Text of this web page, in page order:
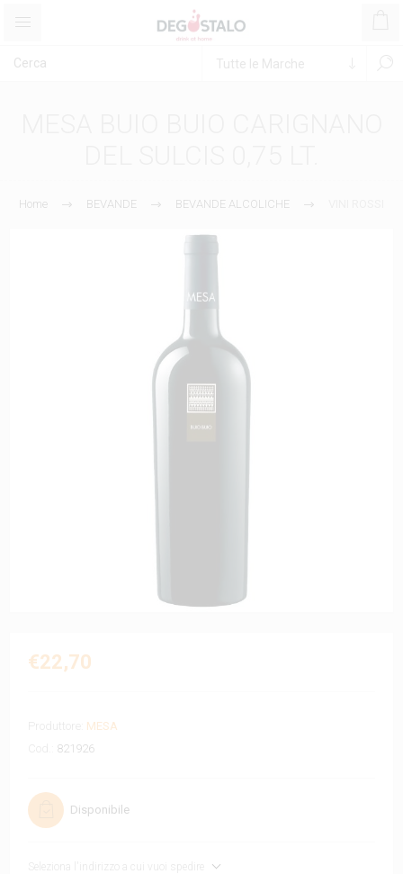
Home BEVANDE BEVANDE ALCOLICHE
€22,70
Produttore:
MESA
821926
Disponibile
Seleziona l'indirizzo a cui vuoi spedire